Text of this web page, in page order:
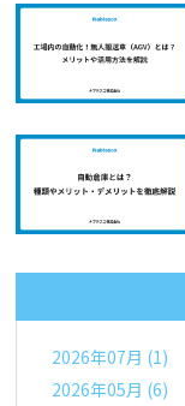
2026年07月 (1)
2026年05月 (6)